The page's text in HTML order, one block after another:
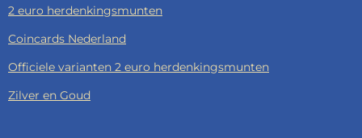
2 euro herdenkingsmunten
Coincards Nederland
Officiele varianten 2 euro herdenkingsmunten
Zilver en Goud